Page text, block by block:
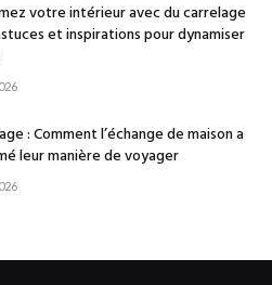
votre intérieur avec du carrelage
et inspirations pour dynamiser
: Comment l’échange de maison a
leur manière de voyager